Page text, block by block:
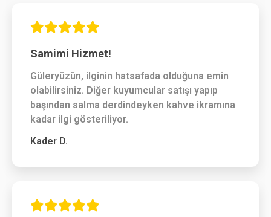
Samimi Hizmet!
Güleryüzün, ilginin hatsafada olduğuna emin
olabilirsiniz. Diğer kuyumcular satışı yapıp
başından salma derdindeyken kahve ikramına
kadar ilgi gösteriliyor.
Kader D.